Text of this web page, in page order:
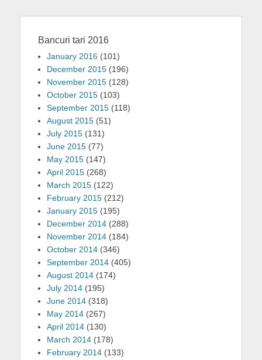
Bancuri tari 2016
January 2016 (101)
December 2015 (196)
November 2015 (128)
October 2015 (103)
September 2015 (118)
August 2015 (51)
July 2015 (131)
June 2015 (77)
May 2015 (147)
April 2015 (268)
March 2015 (122)
February 2015 (212)
January 2015 (195)
December 2014 (288)
November 2014 (184)
October 2014 (346)
September 2014 (405)
August 2014 (174)
July 2014 (195)
June 2014 (318)
May 2014 (267)
April 2014 (130)
March 2014 (178)
February 2014 (133)